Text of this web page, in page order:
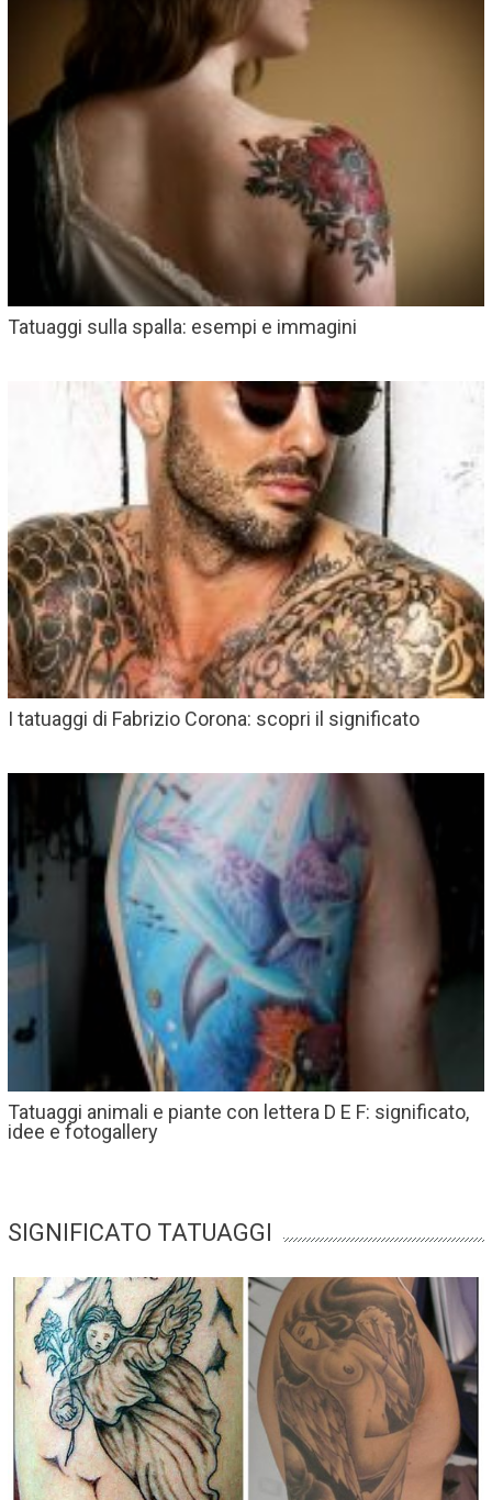
Tatuaggi sulla spalla: esempi e immagini
I tatuaggi di Fabrizio Corona: scopri il significato
Tatuaggi animali e piante con lettera D E F: significato,
idee e fotogallery
SIGNIFICATO TATUAGGI